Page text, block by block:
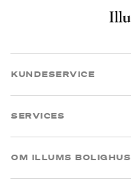
KUNDESERVICE
SERVICES
OM ILLUMS BOLIGHUS